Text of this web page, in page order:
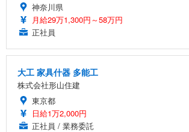
神奈川県
月給29万1,300円～58万円
正社員
大工 家具什器 多能工
株式会社形山住建
東京都
日給1万2,000円
正社員 / 業務委託